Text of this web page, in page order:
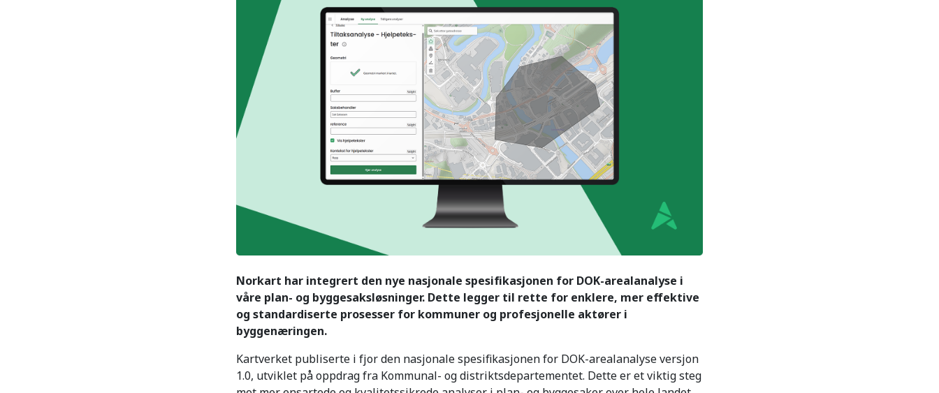
Norkart har integrert den nye nasjonale spesifikasjonen for DOK-arealanalyse i
våre plan- og byggesaksløsninger. Dette legger til rette for enklere, mer effektive
og standardiserte prosesser for kommuner og profesjonelle aktører i
byggenæringen.
Kartverket publiserte i fjor den nasjonale spesifikasjonen for DOK-arealanalyse versjon
1.0, utviklet på oppdrag fra Kommunal- og distriktsdepartementet. Dette er et viktig steg